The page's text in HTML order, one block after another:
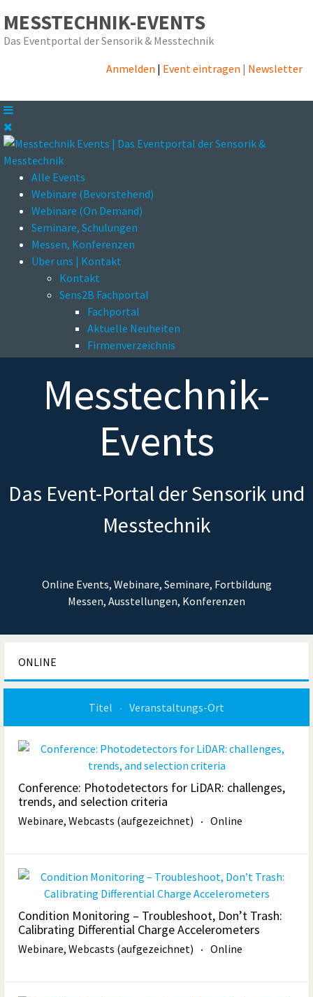
MESSTECHNIK-EVENTS
Das Eventportal der Sensorik & Messtechnik
Anmelden | Event eintragen | Newsletter
Alle Events
Webinare (Bevorstehend)
Webinare (On Demand)
Seminare, Schulungen
Messen, Konferenzen
Über uns | Kontakt
Kontakt
Sens2B Fachportal
Fachportal
Aktuelle Neuheiten
Firmenverzeichnis
Messtechnik-
Events
Das Event-Portal der Sensorik und
Messtechnik
Online Events, Webinare, Seminare, Fortbildung
Messen, Ausstellungen, Konferenzen
ONLINE
Titel Veranstaltungs-Ort
Conference: Photodetectors for LiDAR: challenges,
trends, and selection criteria
Webinare, Webcasts (aufgezeichnet) Online
Condition Monitoring – Troubleshoot, Don’t Trash:
Calibrating Differential Charge Accelerometers
Webinare, Webcasts (aufgezeichnet) Online